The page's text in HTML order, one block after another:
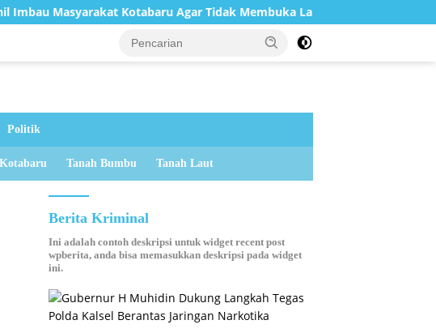
Kotabaru Agar Tidak Membuka Lahan dengan cara Membakar
Politik
Kotabaru Tanah Bumbu Tanah Laut
Berita Kriminal
Ini adalah contoh deskripsi untuk widget recent post
wpberita, anda bisa memasukkan deskripsi pada widget
ini.